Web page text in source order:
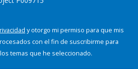
y otorgo mi permiso para que mis
con el fin de suscribirme para
temas que he seleccionado.